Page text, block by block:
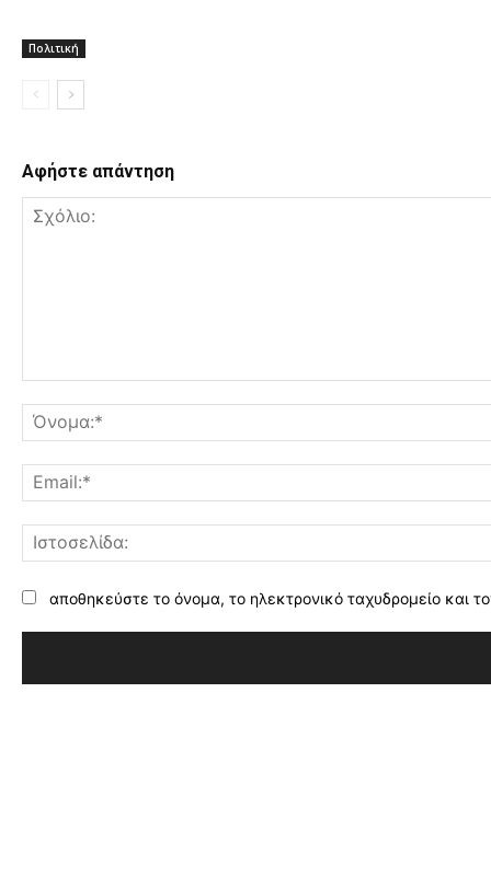
Πολιτική
Αφήστε απάντηση
αποθηκεύστε το όνομα, το ηλεκτρονικό ταχυδρομείο και